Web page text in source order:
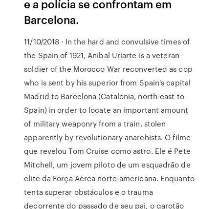
e a polícia se confrontam em
Barcelona.
11/10/2018 · In the hard and convulsive times of
the Spain of 1921, Aníbal Uriarte is a veteran
soldier of the Morocco War reconverted as cop
who is sent by his superior from Spain's capital
Madrid to Barcelona (Catalonia, north-east to
Spain) in order to locate an important amount
of military weaponry from a train, stolen
apparently by revolutionary anarchists. O filme
que revelou Tom Cruise como astro. Ele é Pete
Mitchell, um jovem piloto de um esquadrão de
elite da Força Aérea norte-americana. Enquanto
tenta superar obstáculos e o trauma
decorrente do passado de seu pai, o garotão